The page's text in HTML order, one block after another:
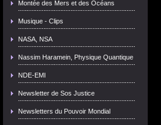
Montée des Mers et des Océans
Musique - Clips
NASA, NSA
Nassim Haramein, Physique Quantique
NDE-EMI
Newsletter de Sos Justice
Newsletters du Pouvoir Mondial